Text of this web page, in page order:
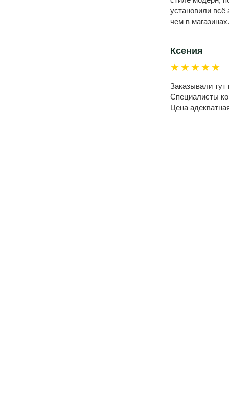
установили
чем в
Ксения
★★★★★
Заказывали
Специалисты
Цена